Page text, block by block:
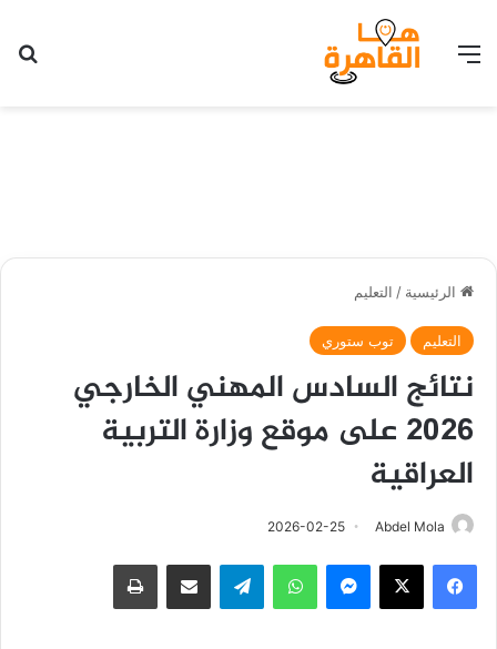
القائمة
الرئيسية / التعليم
التعليم توب ستوري
نتائج السادس المهني الخارجي
2026 على موقع وزارة التربية
العراقية
Abdel Mola
2026-02-25
فيسبوك ‫X ماسنجر واتساب تيلقرام مشاركة عبر البريد طباعة